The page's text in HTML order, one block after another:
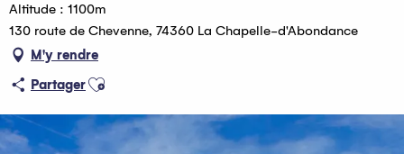
Altitude : 1100m
130 route de Chevenne, 74360 La Chapelle-d'Abondance
M'y rendre
PartagerAjouter aux favoris